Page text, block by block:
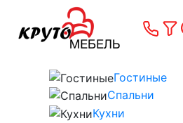
Гостиные
Спальни
Кухни